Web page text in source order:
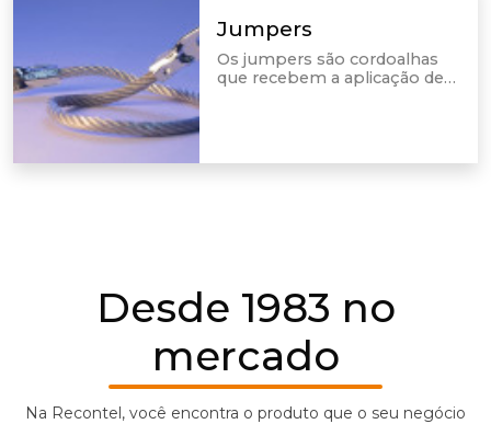
Jumpers
Os jumpers são cordoalhas
que recebem a aplicação de
Desde 1983 no
mercado
Na Recontel, você encontra o produto que o seu negócio